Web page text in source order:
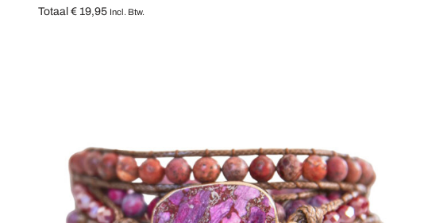
Totaal € 19,95 Incl. Btw.